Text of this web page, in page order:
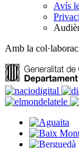
Avís
Amb la